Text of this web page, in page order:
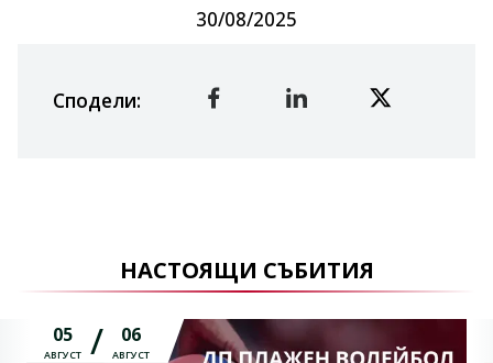
30/08/2025
Сподели:
НАСТОЯЩИ СЪБИТИЯ
05
АВГУСТ
06
АВГУСТ